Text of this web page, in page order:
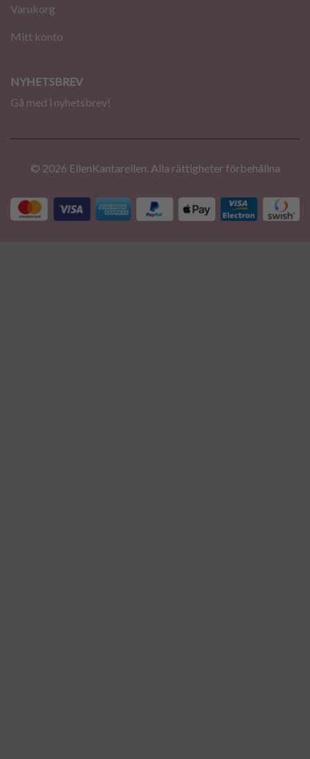
Varukorg
Mitt konto
NYHETSBREV
Gå med i nyhetsbrev!
© 2026 EllenKantarellen. Alla rättigheter förbehållna